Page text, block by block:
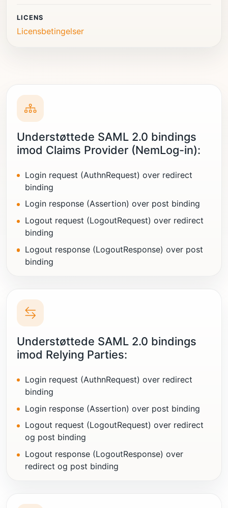
LICENS
Licensbetingelser
Understøttede SAML 2.0 bindings
imod Claims Provider (NemLog-in):
Login request (AuthnRequest) over redirect
binding
Login response (Assertion) over post binding
Logout request (LogoutRequest) over redirect
binding
Logout response (LogoutResponse) over post
binding
Understøttede SAML 2.0 bindings
imod Relying Parties:
Login request (AuthnRequest) over redirect
binding
Login response (Assertion) over post binding
Logout request (LogoutRequest) over redirect
og post binding
Logout response (LogoutResponse) over
redirect og post binding